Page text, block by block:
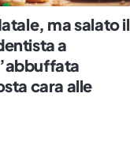
ma salato il
a
cara alle